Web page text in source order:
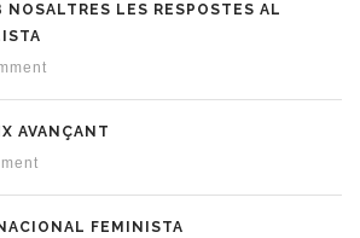
NOSALTRES LES RESPOSTES AL
AVANÇANT
FEMINISTA